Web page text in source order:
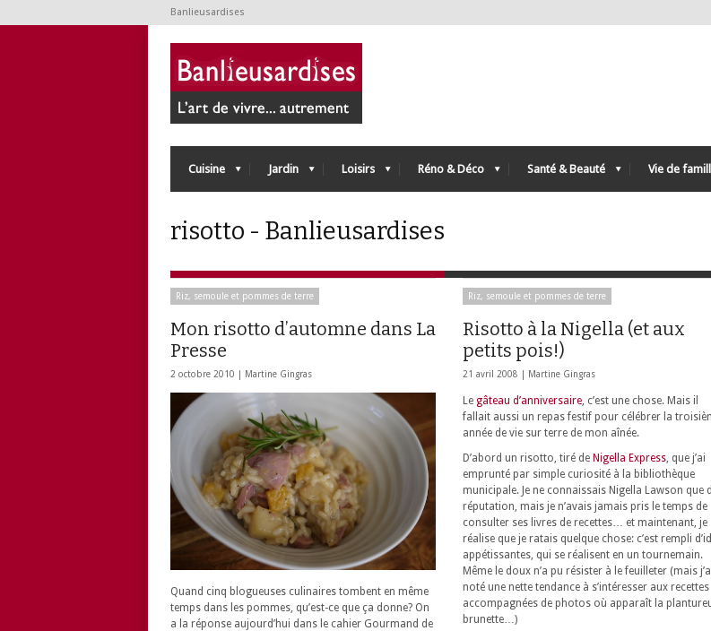
Banlieusardises
Cuisine Jardin Loisirs Réno & Déco Santé & Beauté Vie de
risotto - Banlieusardises
Riz, semoule et pommes de terre
Mon risotto d’automne dans La
Presse
2 octobre 2010 | Martine Gingras
Quand cinq blogueuses culinaires tombent en même
temps dans les pommes, qu’est-ce que ça donne? On
a la réponse aujourd’hui dans le cahier Gourmand de
Riz, semoule et pommes de terre
Risotto à la Nigella (et aux
petits pois!)
21 avril 2008 | Martine Gingras
Le gâteau d’anniversaire, c’est une chose. Mais il
fallait aussi un repas festif pour célébrer la
année de vie sur terre de mon aînée.
D’abord un risotto, tiré de Nigella Express, que j’ai
emprunté par simple curiosité à la bibliothèque
municipale. Je ne connaissais Nigella Lawson que
réputation, mais je n’avais jamais pris le temps de
consulter ses livres de recettes… et maintenant, je
réalise que je ratais quelque chose: c’est rempli
appétissantes, qui se réalisent en un tournemain.
Même le doux n’a pu résister à le feuilleter (mais
noté une nette tendance à s’intéresser aux recettes
accompagnées de photos où apparaît la
brunette…)